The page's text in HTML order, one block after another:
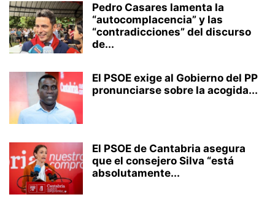
Pedro Casares lamenta la
“autocomplacencia” y las
“contradicciones” del discurso
de...
El PSOE exige al Gobierno del PP
pronunciarse sobre la acogida...
El PSOE de Cantabria asegura
que el consejero Silva “está
absolutamente...